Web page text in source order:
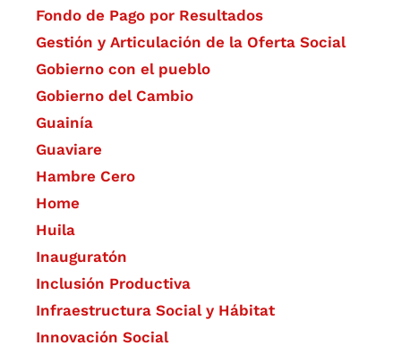
Fondo de Pago por Resultados
Gestión y Articulación de la Oferta Social
Gobierno con el pueblo
Gobierno del Cambio
Guainía
Guaviare
Hambre Cero
Home
Huila
Inauguratón
Inclusión Productiva
Infraestructura Social y Hábitat
​Innovación Social